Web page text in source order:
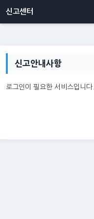
신고센터
신고센터
신고안내사항
로그인이 필요한 서비스입니다.